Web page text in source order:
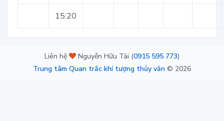
15:20
Liên hệ Nguyễn Hữu Tài (0915 595 773)
Trung tâm Quan trắc khí tượng thủy văn © 2026